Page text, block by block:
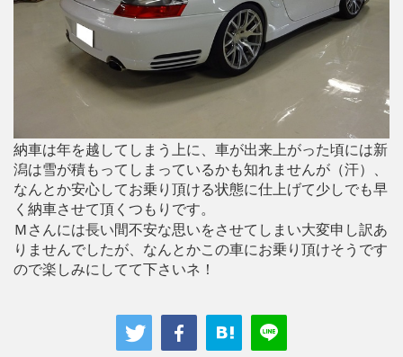
納車は年を越してしまう上に、車が出来上がった頃には新
潟は雪が積もってしまっているかも知れませんが（汗）、
なんとか安心してお乗り頂ける状態に仕上げて少しでも早
く納車させて頂くつもりです。
Ｍさんには長い間不安な思いをさせてしまい大変申し訳あ
りませんでしたが、なんとかこの車にお乗り頂けそうです
ので楽しみにしてて下さいネ！